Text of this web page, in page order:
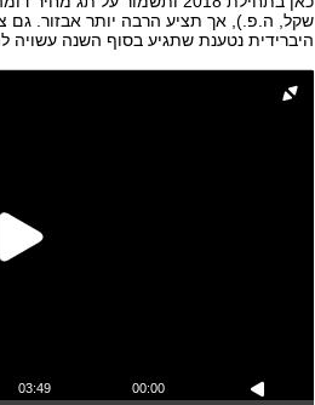
שקל, ה.פ.), אך תציע הרבה יותר אבזור. גם
היברידית נטענת שתגיע בסוף השנה
00:00
03:49